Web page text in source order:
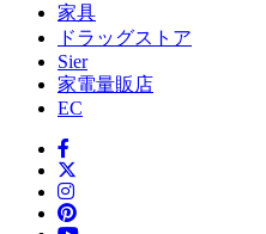
家具
ドラッグストア
Sier
家電量販店
EC